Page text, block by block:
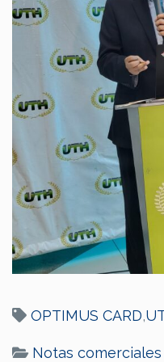
OPTIMUS CARD,
Notas comerciales